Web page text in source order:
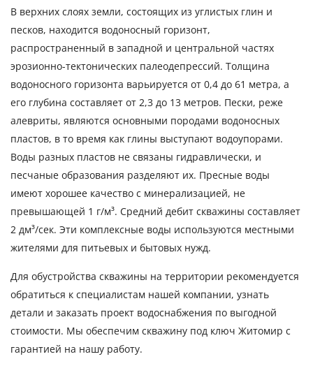
В верхних слоях земли, состоящих из углистых глин и
песков, находится водоносный горизонт,
распространенный в западной и центральной частях
эрозионно-тектонических палеодепрессий. Толщина
водоносного горизонта варьируется от 0,4 до 61 метра, а
его глубина составляет от 2,3 до 13 метров. Пески, реже
алевриты, являются основными породами водоносных
пластов, в то время как глины выступают водоупорами.
Воды разных пластов не связаны гидравлически, и
песчаные образования разделяют их. Пресные воды
имеют хорошее качество с минерализацией, не
превышающей 1 г/м³. Средний дебит скважины составляет
2 дм³/сек. Эти комплексные воды используются местными
жителями для питьевых и бытовых нужд.
Для обустройства скважины на территории рекомендуется
обратиться к специалистам нашей компании, узнать
детали и заказать проект водоснабжения по выгодной
стоимости. Мы обеспечим скважину под ключ Житомир с
гарантией на нашу работу.